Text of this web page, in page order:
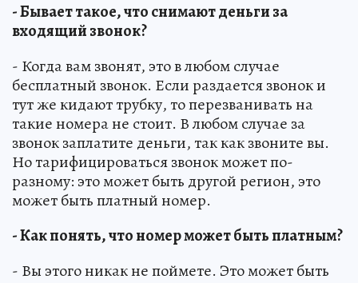
- Бывает такое, что снимают деньги за
входящий звонок?
- Когда вам звонят, это в любом случае
бесплатный звонок. Если раздается звонок и
тут же кидают трубку, то перезванивать на
такие номера не стоит. В любом случае за
звонок заплатите деньги, так как звоните вы.
Но тарифицироваться звонок может по-
разному: это может быть другой регион, это
может быть платный номер.
- Как понять, что номер может быть платным?
- Вы этого никак не поймете. Это может быть